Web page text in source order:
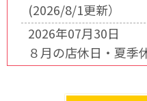
(2026/8/1更新）
2026年07月30日
８月の店休日・夏季